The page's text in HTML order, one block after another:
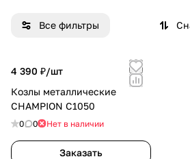
Все фильтры
4 390 ₽/шт
Козлы металлические
CHAMPION C1050
0 0 Нет в наличии
Заказать